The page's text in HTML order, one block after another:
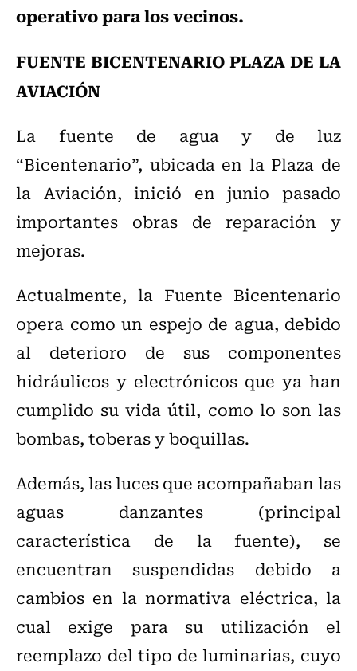
operativo para los vecinos.
FUENTE BICENTENARIO PLAZA DE LA
AVIACIÓN
La fuente de agua y de luz
“Bicentenario”, ubicada en la Plaza de
la Aviación, inició en junio pasado
importantes obras de reparación y
mejoras.
Actualmente, la Fuente Bicentenario
opera como un espejo de agua, debido
al deterioro de sus componentes
hidráulicos y electrónicos que ya han
cumplido su vida útil, como lo son las
bombas, toberas y boquillas.
Además, las luces que acompañaban las
aguas danzantes (principal
característica de la fuente), se
encuentran suspendidas debido a
cambios en la normativa eléctrica, la
cual exige para su utilización el
reemplazo del tipo de luminarias, cuyo